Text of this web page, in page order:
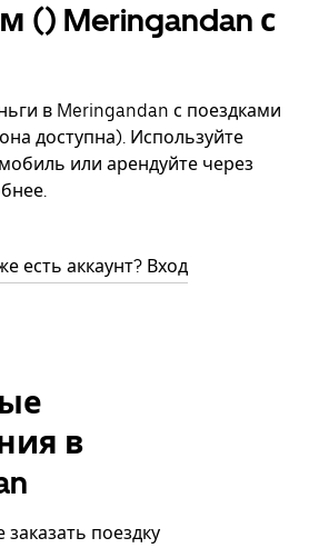
() Meringandan с
в Meringandan с поездками
доступна). Используйте
или арендуйте через
есть аккаунт? Вход
в
поездку